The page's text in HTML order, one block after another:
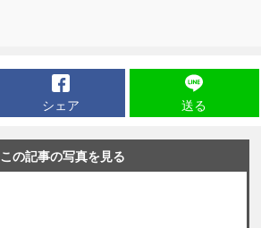
シェア 送る
この記事の写真を見る